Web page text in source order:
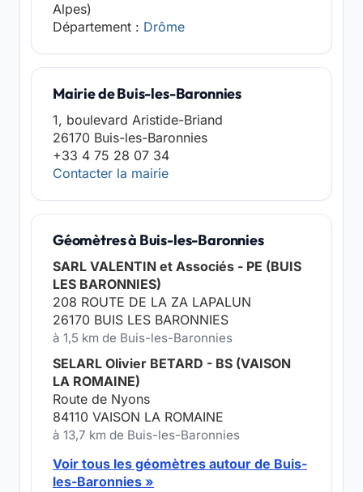
Alpes)
Département : Drôme
Mairie de Buis-les-Baronnies
1, boulevard Aristide-Briand
26170 Buis-les-Baronnies
+33 4 75 28 07 34
Contacter la mairie
Géomètres à Buis-les-Baronnies
SARL VALENTIN et Associés - PE (BUIS
LES BARONNIES)
208 ROUTE DE LA ZA LAPALUN
26170 BUIS LES BARONNIES
à 1,5 km de Buis-les-Baronnies
SELARL Olivier BETARD - BS (VAISON
LA ROMAINE)
Route de Nyons
84110 VAISON LA ROMAINE
à 13,7 km de Buis-les-Baronnies
Voir tous les géomètres autour de Buis-
les-Baronnies »